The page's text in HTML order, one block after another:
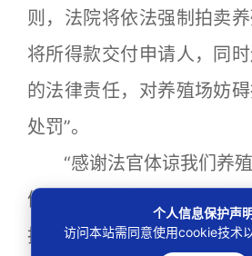
则，法院将依法强制拍卖
将所得款交付申请人，同
的法律责任，对养殖场妨
处罚”。
“感谢法官体谅我们养殖
们争取到和平解决问题的
把猪养好卖个好价钱，争
个人信息保护声
访问本站需同意使用cookie技术